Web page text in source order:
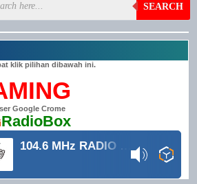
SEARCH
klik pilihan dibawah ini.
Google Crome
RadioBox
104.6 MHz RADIO GRINDULU FM